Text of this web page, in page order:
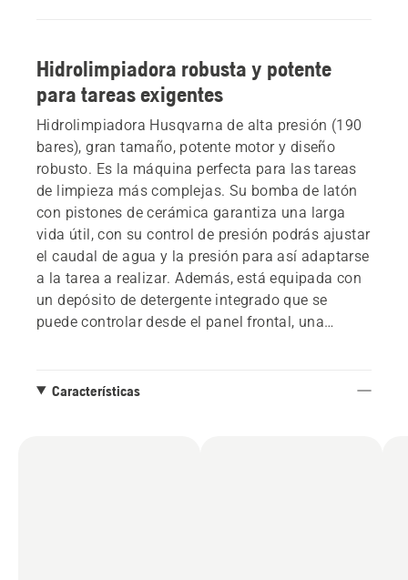
Hidrolimpiadora robusta y potente
para tareas exigentes
Hidrolimpiadora Husqvarna de alta presión (190
bares), gran tamaño, potente motor y diseño
robusto. Es la máquina perfecta para las tareas
de limpieza más complejas. Su bomba de latón
con pistones de cerámica garantiza una larga
vida útil, con su control de presión podrás ajustar
el caudal de agua y la presión para así adaptarse
a la tarea a realizar. Además, está equipada con
un depósito de detergente integrado que se
puede controlar desde el panel frontal, una
activar el gatillo con menos esfuerzo y más
Características